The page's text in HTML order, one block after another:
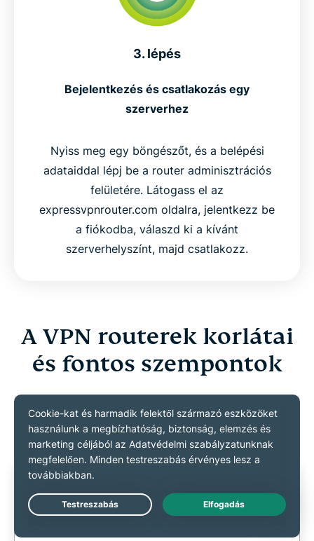
3. lépés
Bejelentkezés és csatlakozás egy
szerverhez
Nyiss meg egy böngészőt, és a belépési
adataiddal lépj be a router adminisztrációs
felületére. Látogass el az
expressvpnrouter.com oldalra, jelentkezz be
a fiókodba, válaszd ki a kívánt
szerverhelyszínt, majd csatlakozz.
A VPN routerek korlátai
és fontos szempontok
használatáról
Live Chat